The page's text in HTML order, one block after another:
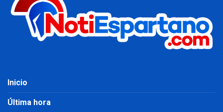
Inicio
Última hora